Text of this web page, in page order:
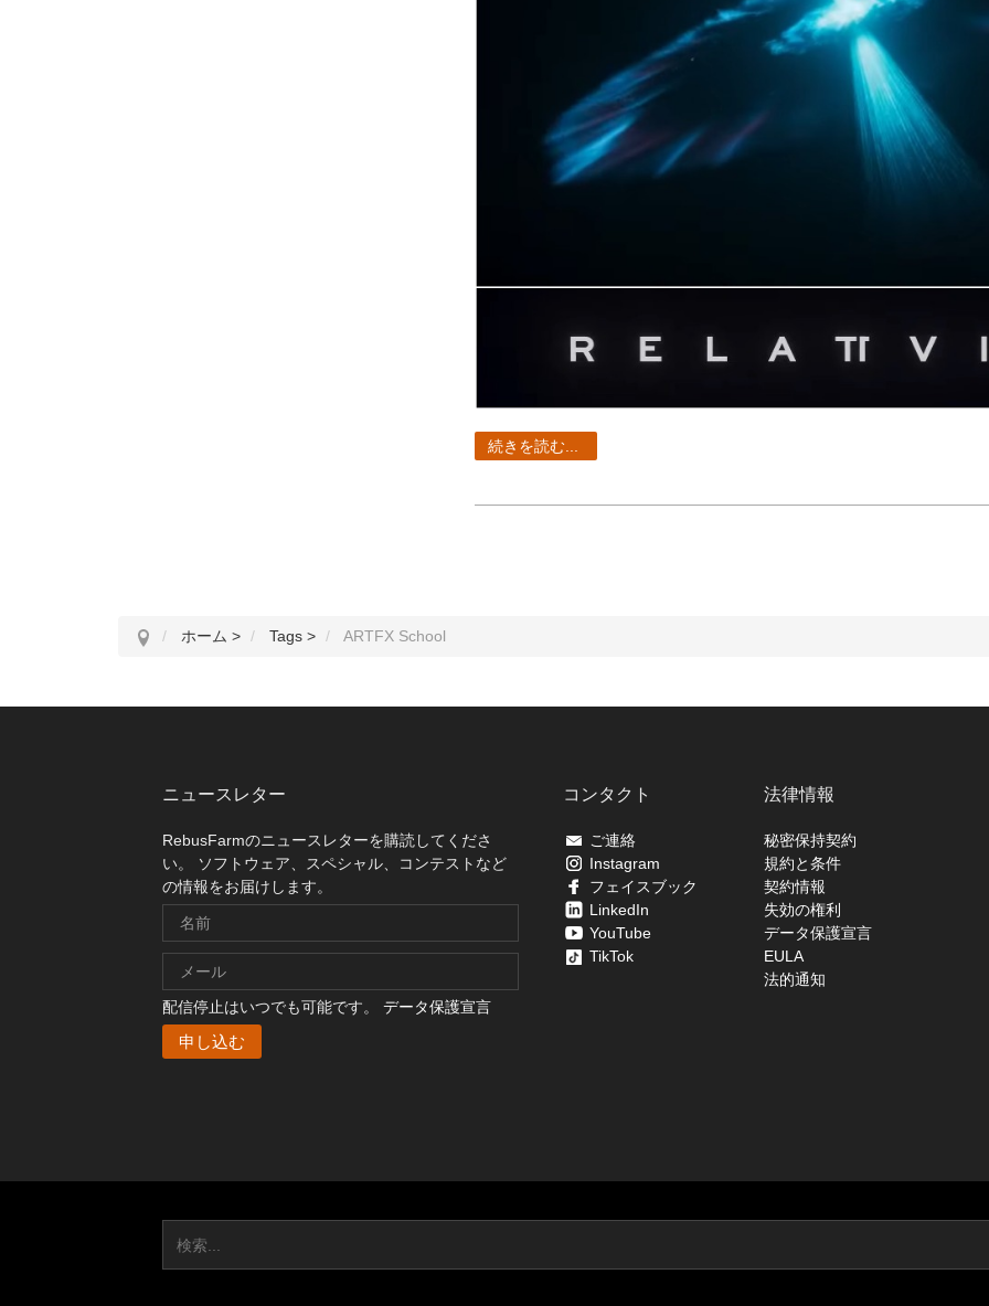
続きを読む...
ホーム > Tags > ARTFX School
ニュースレター
RebusFarmのニュースレターを購読してくださ
い。 ソフトウェア、スペシャル、コンテストなど
の情報をお届けします。
配信停止はいつでも可能です。 データ保護宣言
コンタクト
ご連絡
Instagram
フェイスブック
LinkedIn
YouTube
TikTok
法律情報
秘密保持契約
規約と条件
契約情報
失効の権利
データ保護宣言
EULA
法的通知